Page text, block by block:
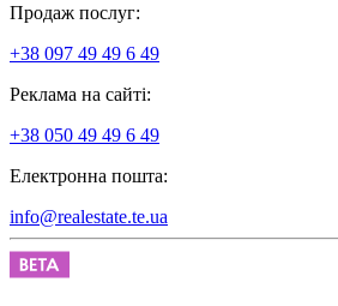
Продаж послуг:
+38 097 49 49 6 49
Реклама на сайті:
+38 050 49 49 6 49
Електронна пошта:
info@realestate.te.ua